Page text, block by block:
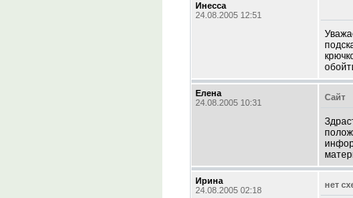
Инесса
24.08.2005 12:51
Елена
24.08.2005 10:31
Сайт
Ирина
24.08.2005 02:18
нет